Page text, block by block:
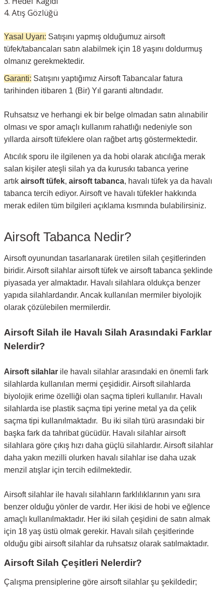
Atış Gözlüğü
Yasal Uyarı: Satışını yapmış olduğumuz airsoft
tüfek/tabancaları satın alabilmek için 18 yaşını doldurmuş
olmanız gerekmektedir.
Garanti: Satışını yaptığımız Airsoft Tabancalar fatura
tarihinden itibaren 1 (Bir) Yıl garanti altındadır.
Ruhsatsız ve herhangi ek bir belge olmadan satın alınabilir
olması ve spor amaçlı kullanım rahatlığı nedeniyle son
yıllarda airsoft tüfeklere olan rağbet artış göstermektedir.
Atıcılık sporu ile ilgilenen ya da hobi olarak atıcılığa merak
salan kişiler ateşli silah ya da kurusıkı tabanca yerine
artık airsoft tüfek, airsoft tabanca, havalı tüfek ya da havalı
tabanca tercih ediyor. Airsoft ve havalı tüfekler hakkında
merak edilen tüm bilgileri açıklama kısmında bulabilirsiniz.
Airsoft Tabanca Nedir?
Airsoft oyunundan tasarlanarak üretilen silah çeşitlerinden
biridir. Airsoft silahlar airsoft tüfek ve airsoft tabanca şeklinde
piyasada yer almaktadır. Havalı silahlara oldukça benzer
yapıda silahlardandır. Ancak kullanılan mermiler biyolojik
olarak çözülebilen mermilerdir.
Airsoft Silah ile Havalı Silah Arasındaki Farklar
Nelerdir?
Airsoft silahlar ile havalı silahlar arasındaki en önemli fark
silahlarda kullanılan mermi çeşididir. Airsoft silahlarda
biyolojik erime özelliği olan saçma tipleri kullanılır. Havalı
silahlarda ise plastik saçma tipi yerine metal ya da çelik
saçma tipi kullanılmaktadır. Bu iki silah türü arasındaki bir
başka fark da tahribat gücüdür. Havalı silahlar airsoft
silahlara göre çıkış hızı daha güçlü silahlardır. Airsoft silahlar
daha yakın mezilli olurken havalı silahlar ise daha uzak
menzil atışlar için tercih edilmektedir.
Airsoft silahlar ile havalı silahların farklılıklarının yanı sıra
benzer olduğu yönler de vardır. Her ikisi de hobi ve eğlence
amaçlı kullanılmaktadır. Her iki silah çeşidini de satın almak
için 18 yaş üstü olmak gerekir. Havalı silah çeşitlerinde
olduğu gibi airsoft silahlar da ruhsatsız olarak satılmaktadır.
Airsoft Silah Çeşitleri Nelerdir?
Çalışma prensiplerine göre airsoft silahlar şu şekildedir;